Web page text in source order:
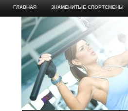
ГЛАВНАЯ ЗНАМЕНИТЫЕ СПОРТСМЕНЫ